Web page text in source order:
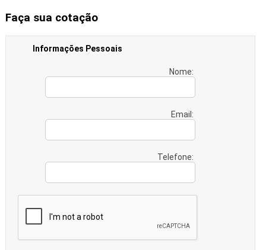
Faça sua cotação
Informações Pessoais
Nome:
Email:
Telefone: